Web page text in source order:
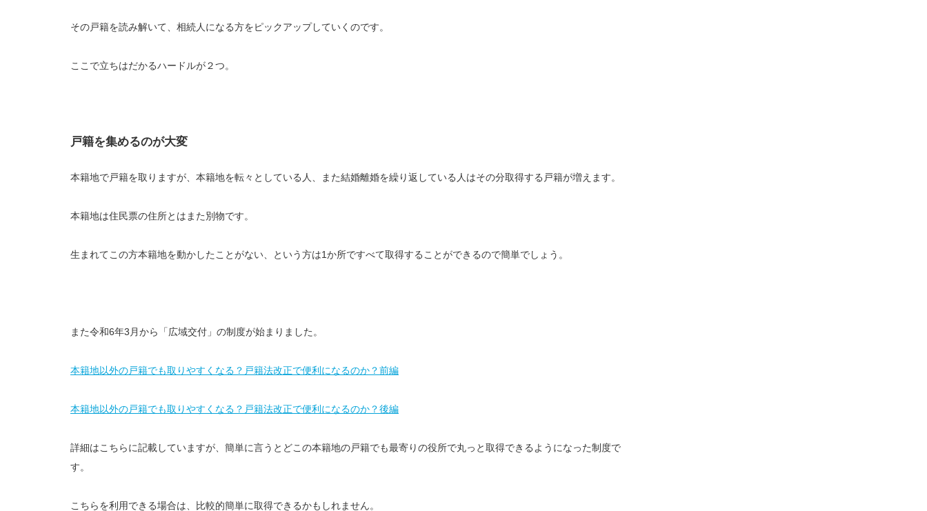
その戸籍を読み解いて、相続人になる方をピックアップしていくのです。
ここで立ちはだかるハードルが２つ。
戸籍を集めるのが大変
本籍地で戸籍を取りますが、本籍地を転々としている人、また結婚離婚を繰り返している人はその分取得する戸籍が増えます。
本籍地は住民票の住所とはまた別物です。
生まれてこの方本籍地を動かしたことがない、という方は1か所ですべて取得することができるので簡単でしょう。
また令和6年3月から「広域交付」の制度が始まりました。
本籍地以外の戸籍でも取りやすくなる？戸籍法改正で便利になるのか？前編
本籍地以外の戸籍でも取りやすくなる？戸籍法改正で便利になるのか？後編
詳細はこちらに記載していますが、簡単に言うとどこの本籍地の戸籍でも最寄りの役所で丸っと取得できるようになった制度で
す。
こちらを利用できる場合は、比較的簡単に取得できるかもしれません。